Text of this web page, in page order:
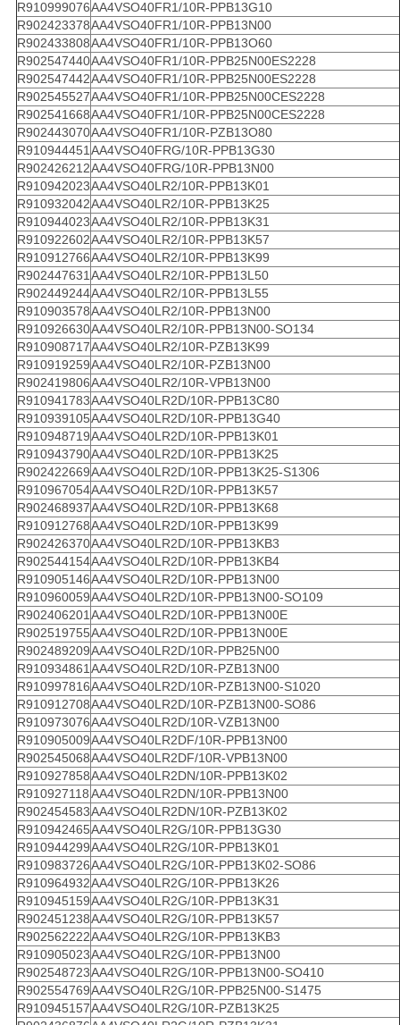
R910999076AA4VSO40FR1/10R-PPB13G10
R902423378AA4VSO40FR1/10R-PPB13N00
R902433808AA4VSO40FR1/10R-PPB13O60
R902547440AA4VSO40FR1/10R-PPB25N00ES2228
R902547442AA4VSO40FR1/10R-PPB25N00ES2228
R902545527AA4VSO40FR1/10R-PPB25N00CES2228
R902541668AA4VSO40FR1/10R-PPB25N00CES2228
R902443070AA4VSO40FR1/10R-PZB13O80
R910944451 AA4VSO40FRG/10R-PPB13G30
R902426212AA4VSO40FRG/10R-PPB13N00
R910942023AA4VSO40LR2/10R-PPB13K01
R910932042AA4VSO40LR2/10R-PPB13K25
R910944023AA4VSO40LR2/10R-PPB13K31
R910922602AA4VSO40LR2/10R-PPB13K57
R910912766AA4VSO40LR2/10R-PPB13K99
R902447631 AA4VSO40LR2/10R-PPB13L50
R902449244AA4VSO40LR2/10R-PPB13L55
R910903578AA4VSO40LR2/10R-PPB13N00
R910926630AA4VSO40LR2/10R-PPB13N00-SO134
R910908717AA4VSO40LR2/10R-PZB13K99
R910919259AA4VSO40LR2/10R-PZB13N00
R902419806AA4VSO40LR2/10R-VPB13N00
R910941783AA4VSO40LR2D/10R-PPB13C80
R910939105AA4VSO40LR2D/10R-PPB13G40
R910948719AA4VSO40LR2D/10R-PPB13K01
R910943790AA4VSO40LR2D/10R-PPB13K25
R902422669AA4VSO40LR2D/10R-PPB13K25-S1306
R910967054AA4VSO40LR2D/10R-PPB13K57
R902468937AA4VSO40LR2D/10R-PPB13K68
R910912768AA4VSO40LR2D/10R-PPB13K99
R902426370AA4VSO40LR2D/10R-PPB13KB3
R902544154AA4VSO40LR2D/10R-PPB13KB4
R910905146AA4VSO40LR2D/10R-PPB13N00
R910960059AA4VSO40LR2D/10R-PPB13N00-SO109
R902406201 AA4VSO40LR2D/10R-PPB13N00E
R902519755AA4VSO40LR2D/10R-PPB13N00E
R902489209AA4VSO40LR2D/10R-PPB25N00
R910934861 AA4VSO40LR2D/10R-PZB13N00
R910997816AA4VSO40LR2D/10R-PZB13N00-S1020
R910912708AA4VSO40LR2D/10R-PZB13N00-SO86
R910973076AA4VSO40LR2D/10R-VZB13N00
R910905009AA4VSO40LR2DF/10R-PPB13N00
R902545068AA4VSO40LR2DF/10R-VPB13N00
R910927858AA4VSO40LR2DN/10R-PPB13K02
R910927118AA4VSO40LR2DN/10R-PPB13N00
R902454583AA4VSO40LR2DN/10R-PZB13K02
R910942465AA4VSO40LR2G/10R-PPB13G30
R910944299AA4VSO40LR2G/10R-PPB13K01
R910983726AA4VSO40LR2G/10R-PPB13K02-SO86
R910964932AA4VSO40LR2G/10R-PPB13K26
R910945159AA4VSO40LR2G/10R-PPB13K31
R902451238AA4VSO40LR2G/10R-PPB13K57
R902562222AA4VSO40LR2G/10R-PPB13KB3
R910905023AA4VSO40LR2G/10R-PPB13N00
R902548723AA4VSO40LR2G/10R-PPB13N00-SO410
R902554769AA4VSO40LR2G/10R-PPB25N00-S1475
R910945157AA4VSO40LR2G/10R-PZB13K25